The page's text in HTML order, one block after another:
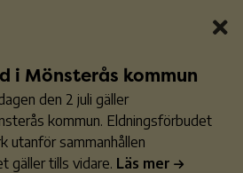
i Mönsterås kommun
den 2 juli gäller
kommun. Eldningsförbudet
utanför sammanhållen
gäller tills vidare. Läs mer